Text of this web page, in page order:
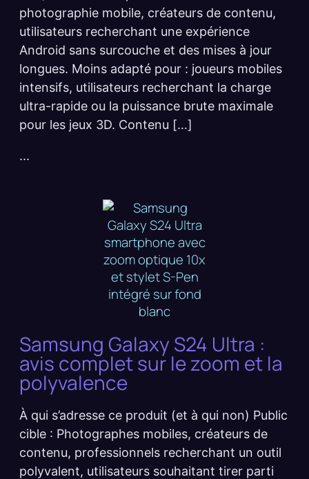
photographie mobile, créateurs de contenu,
utilisateurs recherchant une expérience
Android sans surcouche et des mises à jour
longues. Moins adapté pour : joueurs mobiles
intensifs, utilisateurs recherchant la charge
ultra-rapide ou la puissance brute maximale
pour les jeux 3D. Contenu […]
...
Samsung Galaxy S24 Ultra :
avis complet sur le zoom et la
polyvalence
À qui s’adresse ce produit (et à qui non) Public
cible : Photographes mobiles, créateurs de
contenu, professionnels recherchant un outil
polyvalent, utilisateurs souhaitant tirer parti